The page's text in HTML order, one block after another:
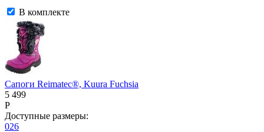
В комплекте
Сапоги Reimatec®, Kuura Fuchsia
5 499
P
Доступные размеры:
026